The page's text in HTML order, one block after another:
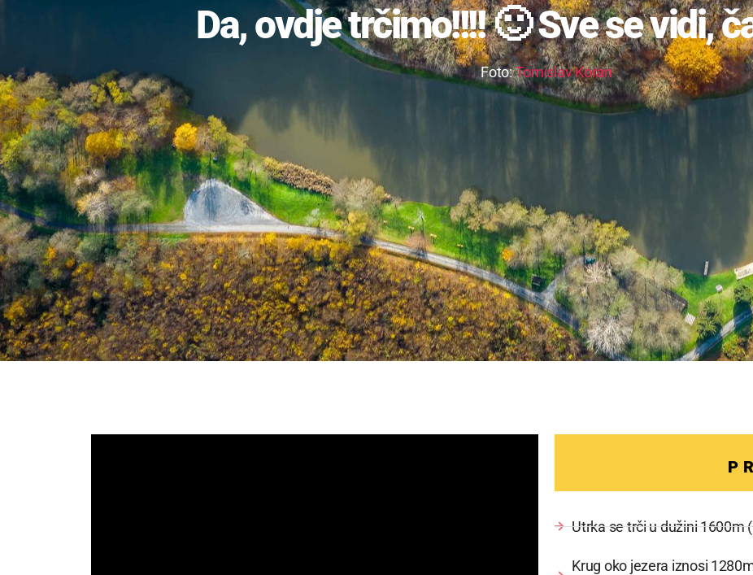
Da, ovdje trčimo!!!! 🙂 Sve se vidi,
Foto:Tomislav Koran
Utrka se trči u dužini 1600m
Krug oko jezera iznosi